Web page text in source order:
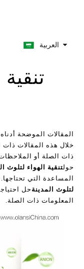
العربية
المقالات الموضحة
خلال هذه المقالات
ذات الصلة أو
حولتنقية الهواء لتلوث
المساعدة التي تحتاجها.
لتلوث المدينة حل
المعلومات ذات الصلة.